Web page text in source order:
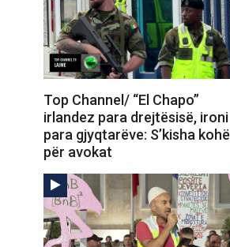
Top Channel/ “El Chapo”
irlandez para drejtësisë, ironi
para gjyqtarëve: S’kisha kohë
për avokat